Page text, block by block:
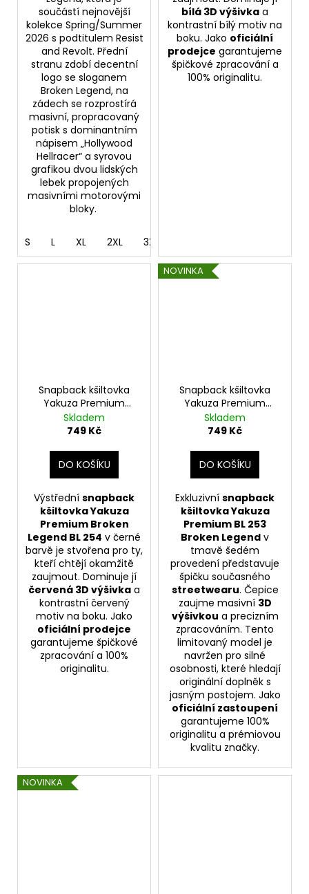
součástí nejnovější
kolekce Spring/Summer
2026 s podtitulem Resist
and Revolt. Přední
stranu zdobí decentní
logo se sloganem
Broken Legend, na
zádech se rozprostírá
masivní, propracovaný
potisk s dominantním
nápisem „Hollywood
Hellracer“ a syrovou
grafikou dvou lidských
lebek propojených
masivními motorovými
bloky.
S L XL 2XL 3XL
bílá 3D výšivka a
kontrastní bílý motiv na
boku. Jako oficiální
prodejce garantujeme
špičkové zpracování a
100% originalitu.
Snapback kšiltovka
Yakuza Premium
roken Legend BL 254,
černá s výšivkou
Skladem
749 Kč
DO KOŠÍKU
Výstřední snapback
kšiltovka Yakuza
Premium Broken
Legend BL 254 v černé
barvě je stvořena pro ty,
kteří chtějí okamžitě
zaujmout. Dominuje jí
červená 3D výšivka a
kontrastní červený
motiv na boku. Jako
oficiální prodejce
garantujeme špičkové
zpracování a 100%
originalitu.
NOVINKA
Snapback kšiltovka
Yakuza Premium
Broken Legend BL 253
tmavě šedá
Skladem
749 Kč
DO KOŠÍKU
Exkluzivní snapback
kšiltovka Yakuza
Premium BL 253
Broken Legend v
tmavě šedém
provedení představuje
špičku současného
streetwearu. Čepice
zaujme masivní 3D
výšivkou a precizním
zpracováním. Tento
limitovaný model je
navržen pro silné
osobnosti, které hledají
originální doplněk s
jasným postojem. Jako
oficiální zastoupení
garantujeme 100%
originalitu a prémiovou
kvalitu značky.
NOVINKA